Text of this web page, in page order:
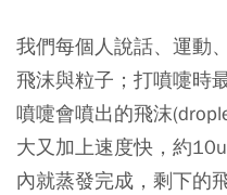
我們每個人說話、運動
飛沫與粒子；打噴嚏時
噴嚏會噴出的飛沫
大又加上速度快，約
內就蒸發完成，剩下的